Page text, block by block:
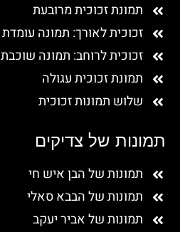
תמונות של צדיקים
תמונות של הבן איש חי
תמונות של הבבא סאלי
תמונות של אביר יעקב
תמונת זכוכית מרובעת
זכוכית לאורך: תמונה עומדת
זכוכית לרוחב: תמונה שוכבת
תמונת זכוכית עגולה
שלוש תמונות זכוכית